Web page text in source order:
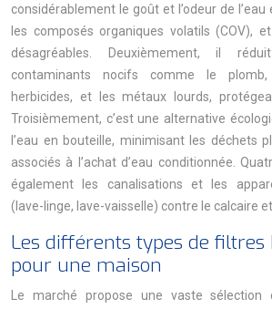
considérablement le goût et l’odeur de
les composés organiques volatils (COV),
désagréables. Deuxièmement, il
contaminants nocifs comme le
herbicides, et les métaux lourds,
Troisièmement, c’est une alternative
l’eau en bouteille, minimisant les déchets
associés à l’achat d’eau conditionnée.
également les canalisations et les
(lave-linge, lave-vaisselle) contre le calcaire
Les différents types de
pour une maison
Le marché propose une vaste sélection